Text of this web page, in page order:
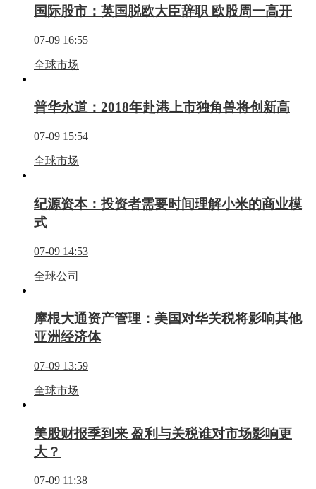
国际股市：英国脱欧大臣辞职 欧股周一高开
07-09 16:55
全球市场
普华永道：2018年赴港上市独角兽将创新高
07-09 15:54
全球市场
纪源资本：投资者需要时间理解小米的商业模
式
07-09 14:53
全球公司
摩根大通资产管理：美国对华关税将影响其他
亚洲经济体
07-09 13:59
全球市场
美股财报季到来 盈利与关税谁对市场影响更
大？
07-09 11:38